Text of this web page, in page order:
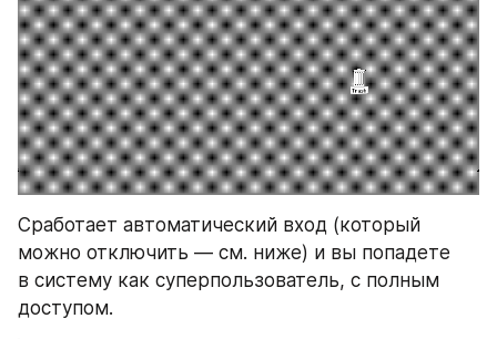
Сработает автоматический вход (который
можно отключить — см. ниже) и вы попадете
в систему как суперпользователь, с полным
доступом.